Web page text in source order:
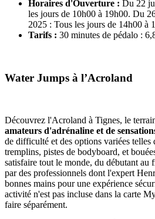
Horaires d'Ouverture : Du 22
les jours de 10h00 à 19h00. Du
2025 : Tous les jours de 14h00 à
Tarifs : 30 minutes de pédalo :
Water Jumps à l’Acroland
Découvrez l'Acroland à Tignes, le
amateurs d'adrénaline et de
de difficulté et des options variées telles
tremplins, pistes de bodyboard, et
satisfaire tout le monde, du débutant au
par des professionnels dont l'expert
bonnes mains pour une expérience
activité n'est pas incluse dans la carte
faire séparément.